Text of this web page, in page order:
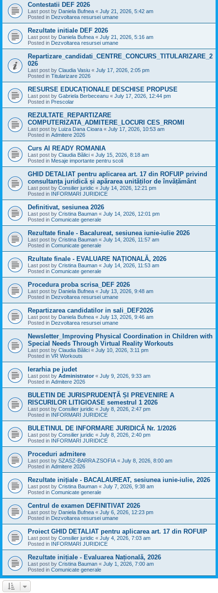
Contestatii DEF 2026
Last post by Daniela Bufnea « July 21, 2026, 5:42 am
Posted in Dezvoltarea resursei umane
Rezultate initiale DEF 2026
Last post by Daniela Bufnea « July 21, 2026, 5:16 am
Posted in Dezvoltarea resursei umane
Repartizare_candidati_CENTRE_CONCURS_TITULARIZARE_2
026
Last post by Claudia Vasiu « July 17, 2026, 2:05 pm
Posted in Titularizare 2026
RESURSE EDUCAȚIONALE DESCHISE PROPUSE
Last post by Gabriela Berbeceanu « July 17, 2026, 12:44 pm
Posted in Prescolar
REZULTATE_REPARTIZARE
COMPUTERIZATA_ADMITERE_LOCURI CES_RROMI
Last post by Luiza Dana Cioara « July 17, 2026, 10:53 am
Posted in Admitere 2026
Curs AI READY ROMANIA
Last post by Claudia Bălici « July 15, 2026, 8:18 am
Posted in Mesaje importante pentru scoli
GHID DETALIAT pentru aplicarea art. 17 din ROFUIP privind
consultanța juridică și apărarea unităților de învățământ
Last post by Consilier juridic « July 14, 2026, 12:21 pm
Posted in INFORMARI JURIDICE
Definitivat, sesiunea 2026
Last post by Cristina Bauman « July 14, 2026, 12:01 pm
Posted in Comunicate generale
Rezultate finale - Bacalureat, sesiunea iunie-iulie 2026
Last post by Cristina Bauman « July 14, 2026, 11:57 am
Posted in Comunicate generale
Rzultate finale - EVALUARE NAȚIONALĂ, 2026
Last post by Cristina Bauman « July 14, 2026, 11:53 am
Posted in Comunicate generale
Procedura proba scrisa_DEF 2026
Last post by Daniela Bufnea « July 13, 2026, 9:48 am
Posted in Dezvoltarea resursei umane
Repartizarea candidatilor in sali_DEF2026
Last post by Daniela Bufnea « July 13, 2026, 9:46 am
Posted in Dezvoltarea resursei umane
Newsletter_Improving Physical Coordination in Children with
Special Needs Through Virtual Reality Workouts
Last post by Claudia Bălici « July 10, 2026, 3:11 pm
Posted in VR Workouts
Ierarhia pe judet
Last post by Administrator « July 9, 2026, 9:33 am
Posted in Admitere 2026
BULETIN DE JURISPRUDENȚĂ ȘI PREVENIRE A
RISCURILOR LITIGIOASE semestrul 1 2026
Last post by Consilier juridic « July 8, 2026, 2:47 pm
Posted in INFORMARI JURIDICE
BULETINUL DE INFORMARE JURIDICĂ Nr. 1/2026
Last post by Consilier juridic « July 8, 2026, 2:40 pm
Posted in INFORMARI JURIDICE
Proceduri admitere
Last post by SZASZ-BARRA ZSOFIA « July 8, 2026, 8:00 am
Posted in Admitere 2026
Rezultate inițiale - BACALAUREAT, sesiunea iunie-iulie, 2026
Last post by Cristina Bauman « July 7, 2026, 9:38 am
Posted in Comunicate generale
Centrul de examen DEFINITIVAT 2026
Last post by Daniela Bufnea « July 6, 2026, 12:23 pm
Posted in Dezvoltarea resursei umane
Proiect GHID DETALIAT pentru aplicarea art. 17 din ROFUIP
Last post by Consilier juridic « July 4, 2026, 7:03 am
Posted in INFORMARI JURIDICE
Rezultate inițiale - Evaluarea Națională, 2026
Last post by Cristina Bauman « July 1, 2026, 7:00 am
Posted in Comunicate generale